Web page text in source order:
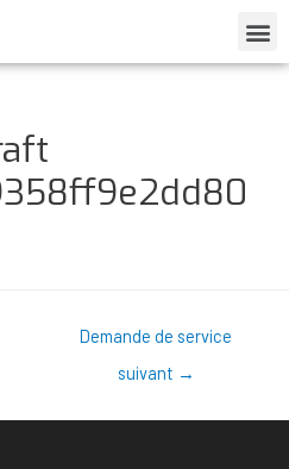
Demande de service
suivant →